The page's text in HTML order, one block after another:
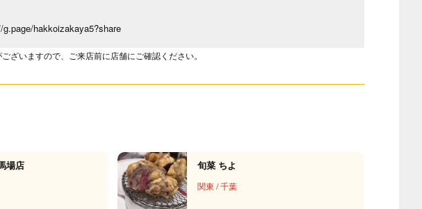
g.page/hakkoizakaya5?share
ざいますので、ご来店前に店舗にご確認ください。
場店 旬菜 ちよ
関東 /千葉